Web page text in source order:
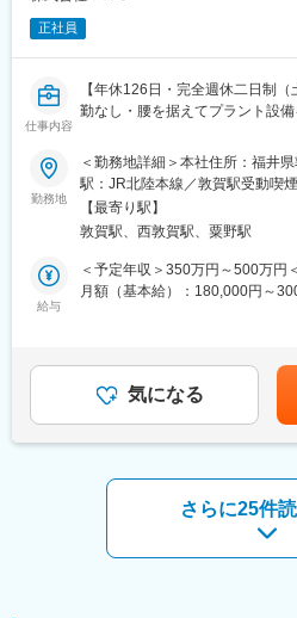
変更の範囲：会社の定める業務
・工事記録、報告書などの書類作
＼働く環境が魅力！／
年間休日126日、完全週休2日制
平均有給休暇取得日数は10.8日
すい環境です。賞与実績4.0カ月
りません。
【入社後について】
まずは本社研修を行い、その後
配属組織は部長1名、課長2名、
確認を行いながら、丁寧に習得
工管理の経験を生かして専門性
設の運転・保守、定期点検工事
調査などにも事業領域を拡大。
と、幅広い設備工事に携われま
【同社について】
1977年創立の同社は、プラント
テグレーション、マテリアルト
した事業基盤に加え、社員を「
正社員
仕事内容
【年休126日・完全週休二日制
勤なし・腰を据えてプラント設備
■概要：
工場やプラント施設へ製品・機
画どおりに進むよう管理する仕事
自ら設置作業を行うのではなく
ーと連携し、工事の進捗・安全・
126日、残業月平均12時間と、
方も整えやすい環境です。
・発注者や施工会社との打ち合
・現場スタッフへの作業内容や
・機械や製品の搬入・据付が予
・工事記録、写真、報告書など
＼働く環境・福利厚生の魅力！／
年間休日126日、完全週休2日制
平均有給休暇取得日数は10.8日
勤務地
＜勤務地詳細＞本社住所：福井
駅：JR北陸本線／敦賀駅受動喫
囲：会社の定める事業所
【最寄り駅】
敦賀駅、西敦賀駅、粟野駅
給与
＜予定年収＞350万円～500万円
月額（基本給）：180,000円～
安の金額であり、選考を通じて
(月額)は固定手当を含めた表記で
気になる
さらに25件